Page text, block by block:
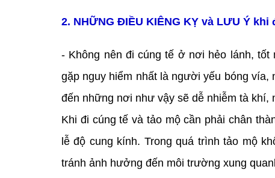
2. NHỮNG ĐIỀU KIÊNG KỴ và LƯU Ý khi
- Không nên đi cúng tế ở nơi hẻo lánh,
gặp nguy hiểm nhất là người yếu bóng
đến những nơi như vậy sẽ dễ nhiễm tà
Khi đi cúng tế và tảo mộ cần phải chân
lễ độ cung kính. Trong quá trình tảo mộ
tránh ảnh hưởng đến môi trường xung